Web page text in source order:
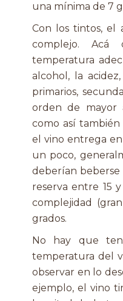
una mínima de 7
Con los tintos, el
complejo. Acá
temperatura
alcohol, la
primarios,
orden de mayor
como así
el vino entrega
un poco,
deberían beberse
reserva entre 15
complejidad
grados.
No hay que
temperatura del
observar en lo
ejemplo, el vino